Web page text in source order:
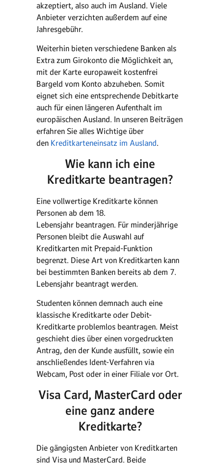
akzeptiert, also auch im Ausland. Viele
Anbieter verzichten außerdem auf eine
Jahresgebühr.
Weiterhin bieten verschiedene Banken als
Extra zum Girokonto die Möglichkeit an,
mit der Karte europaweit kostenfrei
Bargeld vom Konto abzuheben. Somit
eignet sich eine entsprechende Debitkarte
auch für einen längeren Aufenthalt im
europäischen Ausland. In unseren Beiträgen
erfahren Sie alles Wichtige über
den Kreditkarteneinsatz im Ausland.
Wie kann ich eine
Kreditkarte beantragen?
Eine vollwertige Kreditkarte können
Personen ab dem 18.
Lebensjahr beantragen. Für minderjährige
Personen bleibt die Auswahl auf
Kreditkarten mit Prepaid-Funktion
begrenzt. Diese Art von Kreditkarten kann
bei bestimmten Banken bereits ab dem 7.
Lebensjahr beantragt werden.
Studenten können demnach auch eine
klassische Kreditkarte oder Debit-
Kreditkarte problemlos beantragen. Meist
geschieht dies über einen vorgedruckten
Antrag, den der Kunde ausfüllt, sowie ein
anschließendes Ident-Verfahren via
Webcam, Post oder in einer Filiale vor Ort.
Visa Card, MasterCard oder
eine ganz andere
Kreditkarte?
Die gängigsten Anbieter von Kreditkarten
sind Visa und MasterCard. Beide